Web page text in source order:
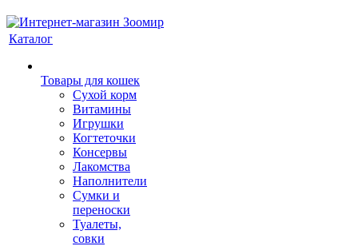
Каталог
Товары для кошек
Cухой корм
Витамины
Игрушки
Когтеточки
Консервы
Лакомства
Наполнители
Сумки и
переноски
Туалеты,
совки